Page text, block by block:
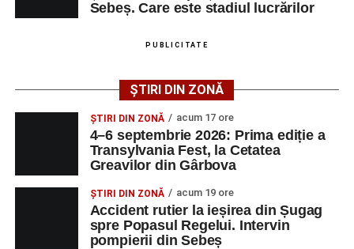
Intrarea este liberă pe întreaga durată a evenimentului.
Adaugă-ne ca sursă preferată
Urmărește-ne pe Google News
Ultimele știri din Sebeș
Accident pe strada Dorobanți din Sebeș: fermeie
de 66 de ani rănită grav, după ce a fost lovită de o
motocicletă
Accident rutier la ieșirea din Șugag spre Popasul
Regelui. Intervin pompierii din Sebeș
Sebeș. Care este stadiul lucrărilor
PUBLICITATE
ȘTIRI DIN ZONĂ
ȘTIRI DIN ZONĂ acum 17 ore
4–6 septembrie 2026: Prima ediție a
Transylvania Fest, la Cetatea
Greavilor din Gârbova
ȘTIRI DIN ZONĂ acum 19 ore
Accident rutier la ieșirea din Șugag
spre Popasul Regelui. Intervin
pompierii din Sebeș